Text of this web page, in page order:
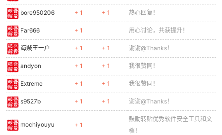
bore950206 + 1 + 1 热心回复！
Far666 + 1 用心讨论，共获提升！
海贼王一户 + 1 + 1 谢谢@Thanks！
andyon + 1 + 1 我很赞同！
Extreme + 1 + 1 我很赞同！
s9527b + 1 + 1 谢谢@Thanks！
mochiyouyu + 1
鼓励转贴优秀软件安全工具和文
档！